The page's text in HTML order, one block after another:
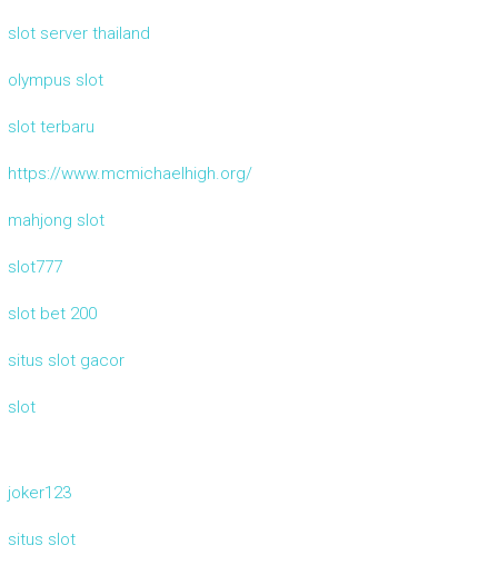
slot server thailand
olympus slot
slot terbaru
https://www.mcmichaelhigh.org/
mahjong slot
slot777
slot bet 200
situs slot gacor
slot
joker123
situs slot